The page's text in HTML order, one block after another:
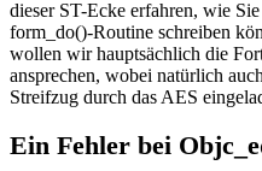
dieser ST-Ecke erfahren, wie
form_do()-Routine schreiben
wollen wir hauptsächlich die
ansprechen, wobei natürlich
Streifzug durch das AES
Ein Fehler bei